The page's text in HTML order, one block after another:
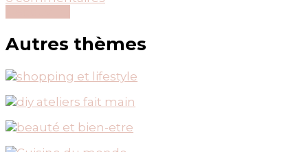
1ère
nuit
Relais
Châteaux
Autres thèmes